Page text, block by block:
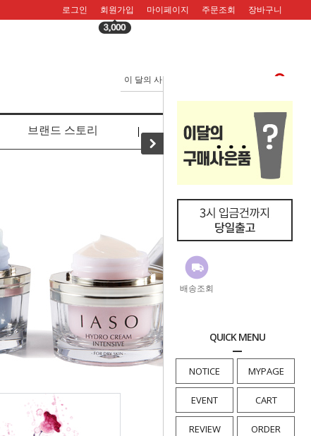
배송조회
QUICK MENU
NOTICE MYPAGE
EVENT CART
REVIEW ORDER
로그인 회원가입 마이페이지 주문조회 장바구니
브랜드 스토리 리뷰